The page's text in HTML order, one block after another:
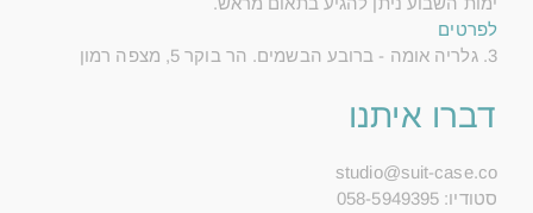
לפרטים
3. גלריה אומה - ברובע הבשמים. הר בוקר 5, מצפה רמון
דברו איתנו
studio@suit-case.co
סטודיו: 058-5949395